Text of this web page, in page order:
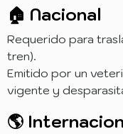
🏠 Nacional
Requerido para
tren).
Emitido por un
vigente y
🌎